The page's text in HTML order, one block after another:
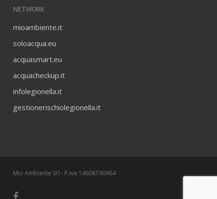
NETWORK
mioambiente.it
soloacqua.eu
acquasmart.eu
acquacheckup.it
infolegionella.it
gestionerischiolegionella.it
Mio Ambiente Srl - P.iva 14608190964
facebook